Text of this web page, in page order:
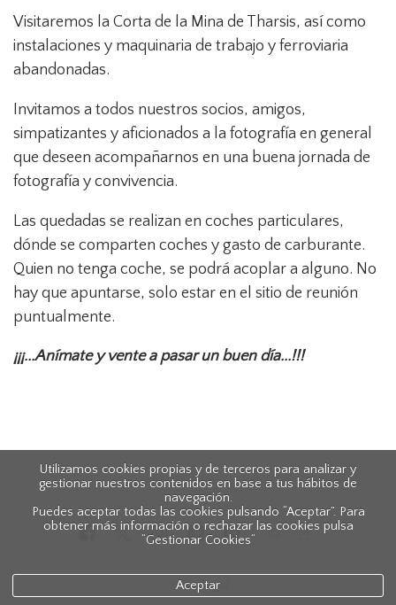
Visitaremos la Corta de la Mina de Tharsis, así como
instalaciones y maquinaria de trabajo y ferroviaria
abandonadas.
Invitamos a todos nuestros socios, amigos,
simpatizantes y aficionados a la fotografía en general
que deseen acompañarnos en una buena jornada de
fotografía y convivencia.
Las quedadas se realizan en coches particulares,
dónde se comparten coches y gasto de carburante.
Quien no tenga coche, se podrá acoplar a alguno. No
hay que apuntarse, solo estar en el sitio de reunión
puntualmente.
¡¡¡...Anímate y vente a pasar un buen día...!!!
aviso legal
Utilizamos cookies propias y de terceros para analizar y
gestionar nuestros contenidos en base a tus hábitos de
navegación.
Puedes aceptar todas las cookies pulsando “Aceptar”. Para
obtener más información o rechazar las cookies pulsa
“Gestionar Cookies“
Aceptar